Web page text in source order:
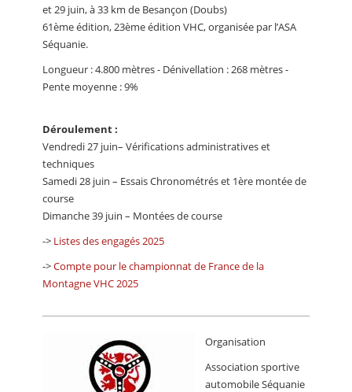
et 29 juin, à 33 km de Besançon (Doubs)
61ème édition, 23ème édition VHC, organisée par l’ASA
Séquanie.
Longueur : 4.800 mètres - Dénivellation : 268 mètres -
Pente moyenne : 9%
Déroulement :
Vendredi 27 juin– Vérifications administratives et
techniques
Samedi 28 juin – Essais Chronométrés et 1ère montée de
course
Dimanche 39 juin – Montées de course
-> Listes des engagés 2025
->Compte pour le championnat de France de la
Montagne VHC 2025
Organisation
Association sportive
automobile Séquanie